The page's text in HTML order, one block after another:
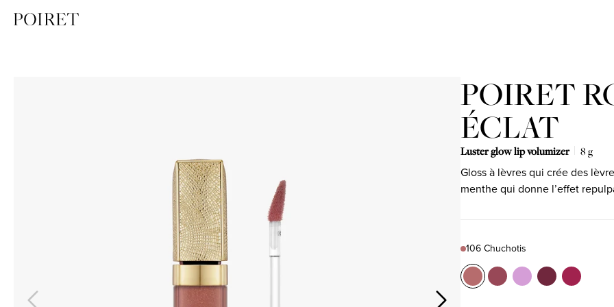
POIRET
ÉCLAT
Luster glow lip volumizer 8 g
Gloss à lèvres qui crée des
menthe qui donne l’effet
Color
106 Chuchotis
106 Chuchotis
Product variant in stock
209 À toi
Product variant in stock
809 Enlluné
Product variant in
810 Au moment
Product variant
811 Tyrian
Product